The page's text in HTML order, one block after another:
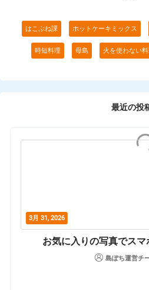
はこぶね課 ホットケーキミックス
時短料理 母島 火を使わない
最近の投
3月 31, 2026
お気に入りの写真でスマ
島ぽち運営チー